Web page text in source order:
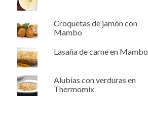
Croquetas de jamón con
Mambo
Lasaña de carne en Mambo
Alubias con verduras en
Thermomix